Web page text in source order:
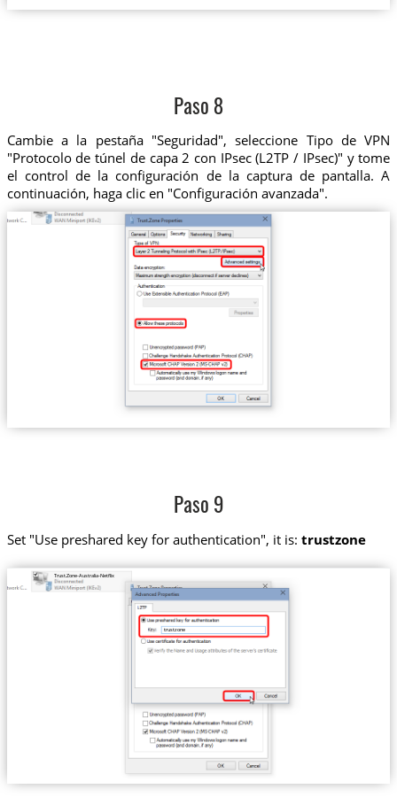
Paso 8
Cambie a la pestaña "Seguridad", seleccione Tipo de VPN
"Protocolo de túnel de capa 2 con IPsec (L2TP / IPsec)" y tome
el control de la configuración de la captura de pantalla. A
continuación, haga clic en "Configuración avanzada".
Paso 9
Set "Use preshared key for authentication", it is: trustzone
Trust.Zone-Australia-Netflix
trustzone